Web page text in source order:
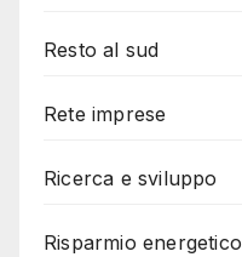
Resto al sud
Rete imprese
Ricerca e sviluppo
Risparmio energetico